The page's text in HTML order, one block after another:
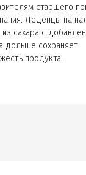
старшего
Леденцы на
сахара с
дольше сохраняет
продукта.